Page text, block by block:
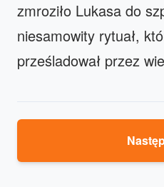
zmroziło Lukasa do
niesamowity rytuał,
prześladował przez